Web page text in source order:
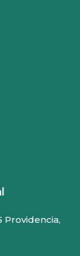
Providencia,